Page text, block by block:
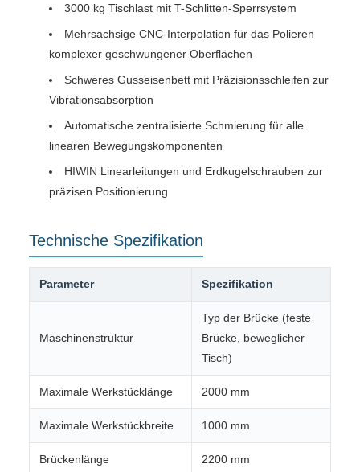
3000 kg Tischlast mit T-Schlitten-Sperrsystem
Mehrsachsige CNC-Interpolation für das Polieren
komplexer geschwungener Oberflächen
Schweres Gusseisenbett mit Präzisionsschleifen zur
Vibrationsabsorption
Automatische zentralisierte Schmierung für alle
linearen Bewegungskomponenten
HIWIN Linearleitungen und Erdkugelschrauben zur
präzisen Positionierung
Technische Spezifikation
Parameter Spezifikation
Maschinenstruktur
Typ der Brücke (feste
Brücke, beweglicher
Tisch)
Maximale Werkstücklänge 2000 mm
Maximale Werkstückbreite 1000 mm
Brückenlänge 2200 mm